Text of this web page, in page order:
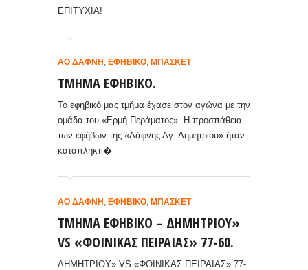
ΕΠΙΤΥΧΙΑ!
ΑΟ ΔΆΦΝΗ ΕΦΗΒΙΚΌ ΜΠΆΣΚΕΤ
TMHMA ΕΦΗΒΙΚΟ.
Το εφηβικό μας τμήμα έχασε στον αγώνα με την
ομάδα του «Ερμή Περάματος». Η προσπάθεια
των εφήβων της «Δάφνης Αγ. Δημητρίου» ήταν
καταπληκτι�
ΑΟ ΔΆΦΝΗ ΕΦΗΒΙΚΌ ΜΠΆΣΚΕΤ
TMHMA ΕΦΗΒΙΚΟ – ΔΗΜΗΤΡΙΟΥ»
VS «ΦΟΙΝΙΚΑΣ ΠΕΙΡΑΙΑΣ» 77-60.
ΔΗΜΗΤΡΙΟΥ» VS «ΦΟΙΝΙΚΑΣ ΠΕΙΡΑΙΑΣ» 77-